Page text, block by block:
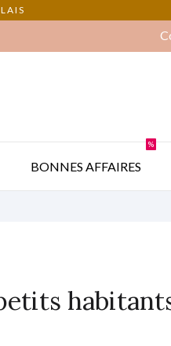
BONNES AFFAIRES
%